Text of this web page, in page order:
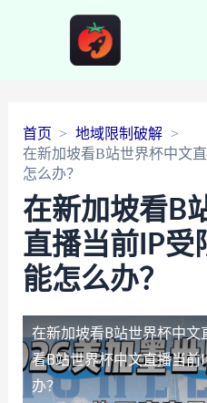
首页
地域限制破解
在新加坡看B站世界杯中文
怎么办？
在新加坡看B
直播当前IP受
能怎么办？
在新加坡看B站世界杯中文
看B站世界杯中文直播当
办？